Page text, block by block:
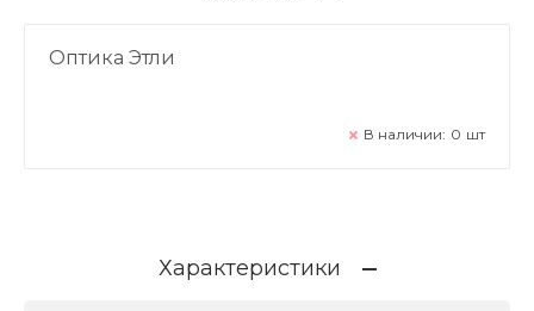
Оптика Этли
В наличии: 0 шт
Характеристики